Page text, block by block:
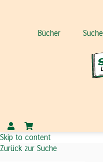
Bücher Suche
Skip to content
Zurück zur Suche